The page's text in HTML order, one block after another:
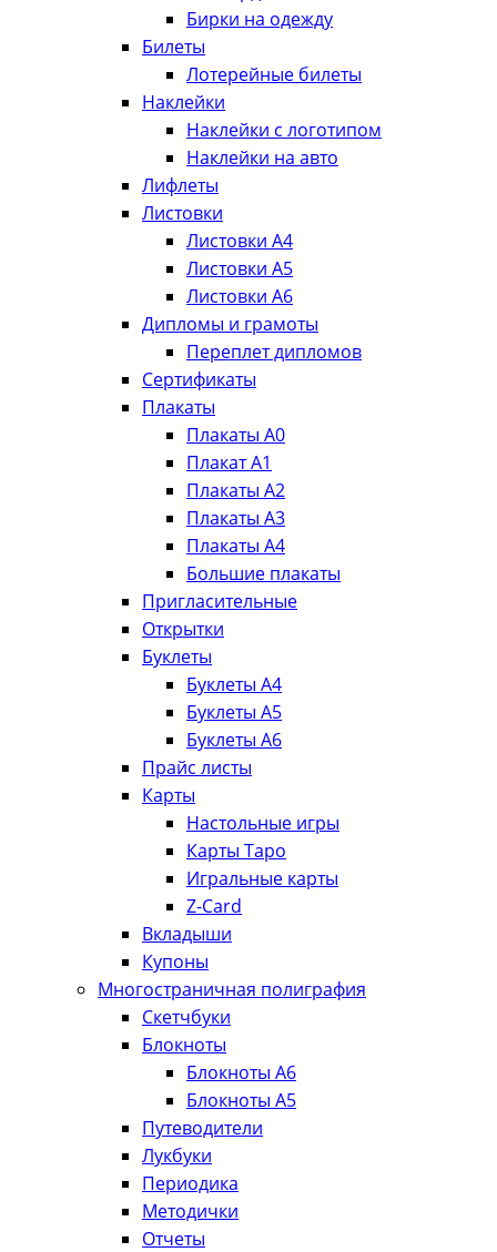
Бирки на одежду
Билеты
Лотерейные билеты
Наклейки
Наклейки с логотипом
Наклейки на авто
Лифлеты
Листовки
Листовки А4
Листовки А5
Листовки А6
Дипломы и грамоты
Переплет дипломов
Сертификаты
Плакаты
Плакаты А0
Плакат А1
Плакаты А2
Плакаты А3
Плакаты А4
Большие плакаты
Пригласительные
Открытки
Буклеты
Буклеты А4
Буклеты А5
Буклеты А6
Прайс листы
Карты
Настольные игры
Карты Таро
Игральные карты
Z-Card
Вкладыши
Купоны
Многостраничная полиграфия
Скетчбуки
Блокноты
Блокноты А6
Блокноты А5
Путеводители
Лукбуки
Периодика
Методички
Отчеты